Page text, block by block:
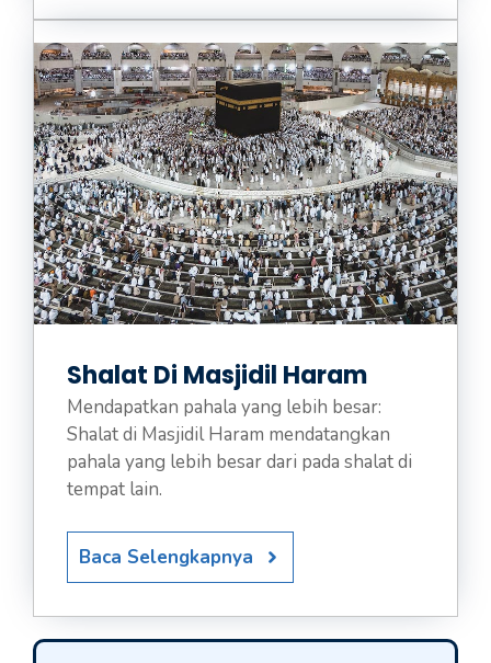
Shalat Di Masjidil Haram
Mendapatkan pahala yang lebih besar:
Shalat di Masjidil Haram mendatangkan
pahala yang lebih besar dari pada shalat di
tempat lain.
Baca Selengkapnya